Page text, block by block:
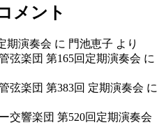
メント
期演奏会 に 門池恵子 より
弦楽団 第165回定期演奏会 に
弦楽団 第383回 定期演奏会 に
交響楽団 第520回定期演奏会